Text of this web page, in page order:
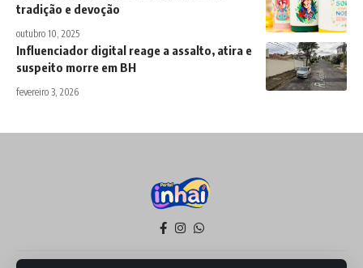
tradição e devoção
outubro 10, 2025
Influenciador digital reage a assalto, atira e
suspeito morre em BH
fevereiro 3, 2026